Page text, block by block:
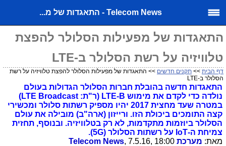
Telecom News - התאגדות של מ...
התאגדות של מפעילות הסלולר להפצת
טלוויזיה על רשת הסלולר ב-LTE
דף הבית >> תקנים חדשים >> התאגדות של מפעילות הסלולר להפצת טלוויזיה על רשת
הסלולר ב-LTE
התאגדות חדשה בהובלת חברות הסלולר הגדולות בעולם
נולדה כדי לקדם את מימוש LTE-B (ר"ת: LTE Broadcast)
במטרה שעד מחצית 2017 יהיו מספיק רשתות סלולר ומכשירי
קצה התומכים ביכולת הזו. ורייזון (ארה"ב) מובילה את עולם
הסלולר ביוזמות מתקדמות, לא רק בטלוויזיה. ובנוסף, תחזית
צמיחת ה-IoT על רשתות הסלולר (5G).
מאת: מערכת Telecom News , 7.5.16, 18:00